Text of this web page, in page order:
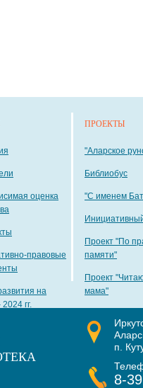
оценка
правовые
на
гг.
ПРОЕКТЫ
"Аларское
Библиобус
"С именем
Проект "По
памяти"
Проект
мама"
п.
8-